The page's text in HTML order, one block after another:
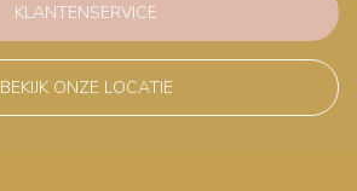
KLANTENSERVICE
BEKIJK ONZE LOCATIE